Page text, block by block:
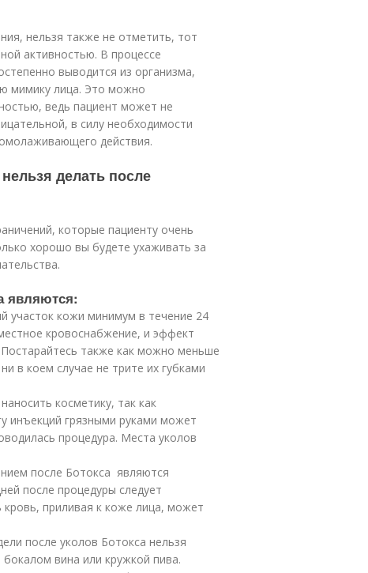
нельзя также не отметить, тот
активностью. В про­цес­се
выводится из организма,
мимику лица. Это можно
ведь пациент может не
в силу необходимости
действия.
делать после
которые пациенту очень
хорошо вы будете ухаживать за
являются:
участок кожи минимум в течение 24
кровоснабжение, и эффект
также как можно меньше
в коем случае не трите их губками
косметику, так как
инъекций грязными руками может
процедура. Места уколов
после Ботокса являются
после процедуры следует
приливая к коже лица, может
после уколов Ботокса нельзя
вина или кружкой пива.